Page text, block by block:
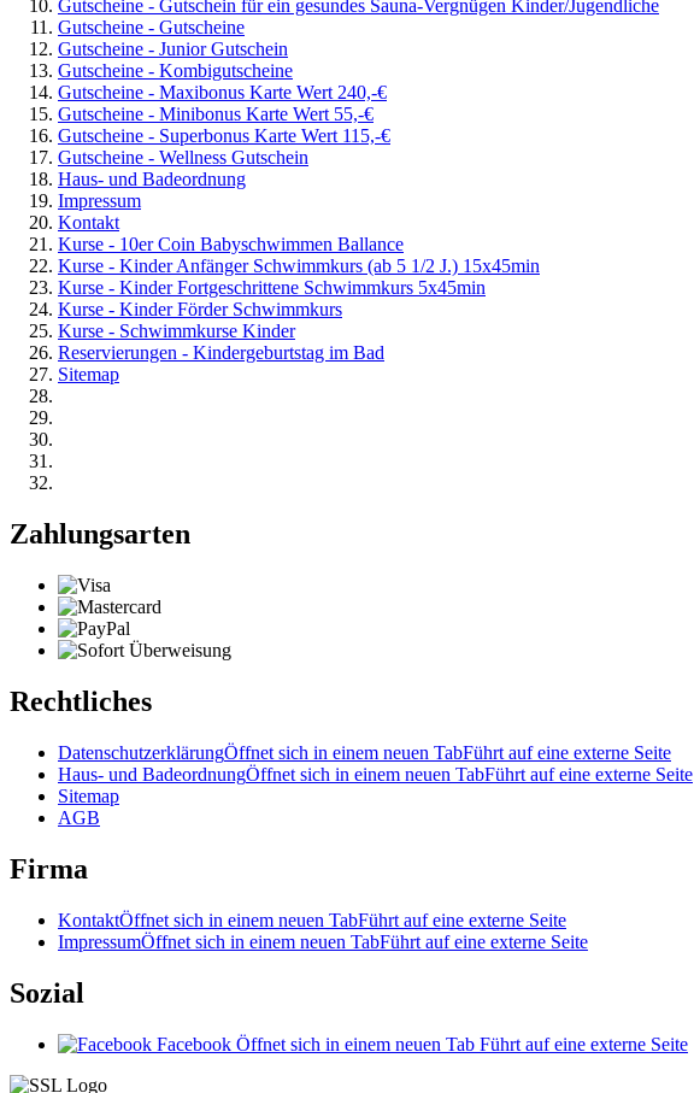
Gutscheine - Gutschein für ein gesundes Sauna-Vergnügen Kinder/Jugendliche
Gutscheine - Gutscheine
Gutscheine - Junior Gutschein
Gutscheine - Kombigutscheine
Gutscheine - Maxibonus Karte Wert 240,-€
Gutscheine - Minibonus Karte Wert 55,-€
Gutscheine - Superbonus Karte Wert 115,-€
Gutscheine - Wellness Gutschein
Haus- und Badeordnung
Impressum
Kontakt
Kurse - 10er Coin Babyschwimmen Ballance
Kurse - Kinder Anfänger Schwimmkurs (ab 5 1/2 J.) 15x45min
Kurse - Kinder Fortgeschrittene Schwimmkurs 5x45min
Kurse - Kinder Förder Schwimmkurs
Kurse - Schwimmkurse Kinder
Reservierungen - Kindergeburtstag im Bad
Sitemap
Zahlungsarten
Rechtliches
DatenschutzerklärungÖffnet sich in einem neuen TabFührt auf eine externe Seite
Haus- und BadeordnungÖffnet sich in einem neuen TabFührt auf eine externe Seite
Sitemap
AGB
Firma
KontaktÖffnet sich in einem neuen TabFührt auf eine externe Seite
ImpressumÖffnet sich in einem neuen TabFührt auf eine externe Seite
Sozial
Facebook Öffnet sich in einem neuen Tab Führt auf eine externe Seite